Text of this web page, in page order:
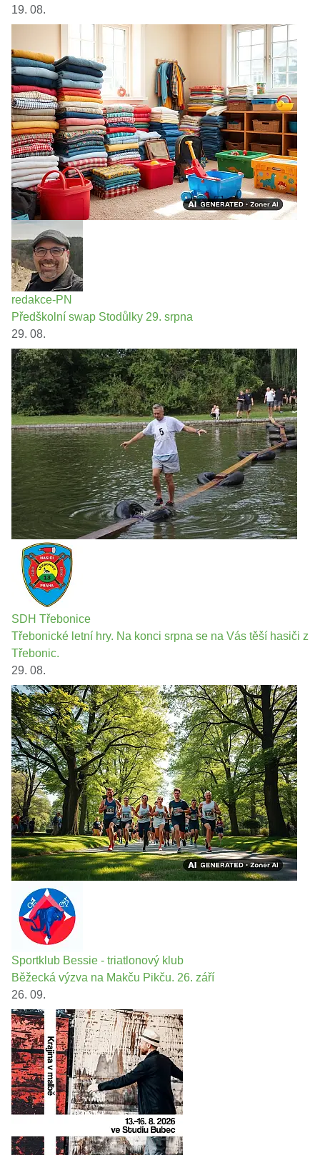
19. 08.
redakce-PN
Předškolní swap Stodůlky 29. srpna
29. 08.
SDH Třebonice
Třebonické letní hry. Na konci srpna se na Vás těší hasiči z
Třebonic.
29. 08.
Sportklub Bessie - triatlonový klub
Běžecká výzva na Makču Pikču. 26. září
26. 09.